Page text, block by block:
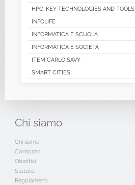
HPC: KEY TECHNOLOGIES AND TOOLS
INFOLIFE
INFORMATICA E SCUOLA
INFORMATICA E SOCIETÀ
ITEM CARLO SAVY
SMART CITIES
Chi siamo
Chi siamo
Consorzio
Obiettivi
Statuto
Regolamenti